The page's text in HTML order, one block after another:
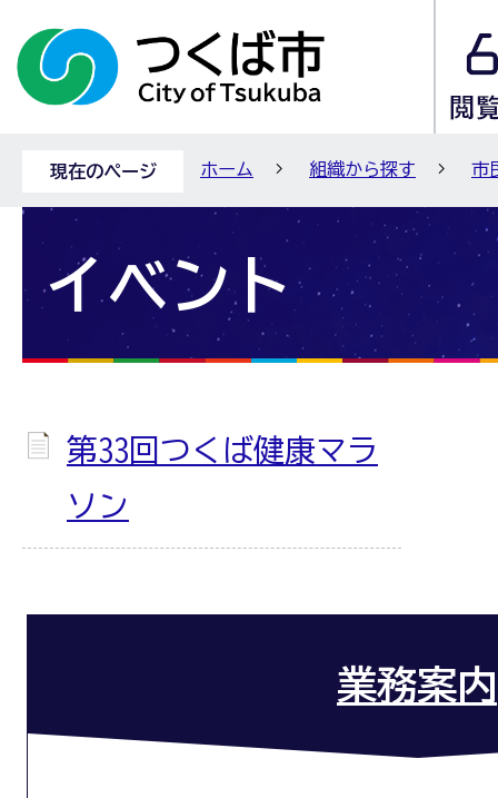
現在のページ ホーム 組織から探す 市
イベント
第33回つくば健康マラ
ソン
業務案内